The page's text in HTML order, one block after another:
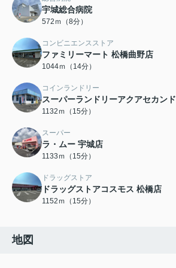
宇城総合病院
572ｍ（8分）
コンビニエンスストア
ファミリーマート 松橋曲野店
1044ｍ（14分）
コインランドリー
スーパーランドリーアクアセカンド
1132ｍ（15分）
スーパー
ラ・ムー 宇城店
1133ｍ（15分）
ドラッグストア
ドラッグストアコスモス 松橋店
1152ｍ（15分）
地図